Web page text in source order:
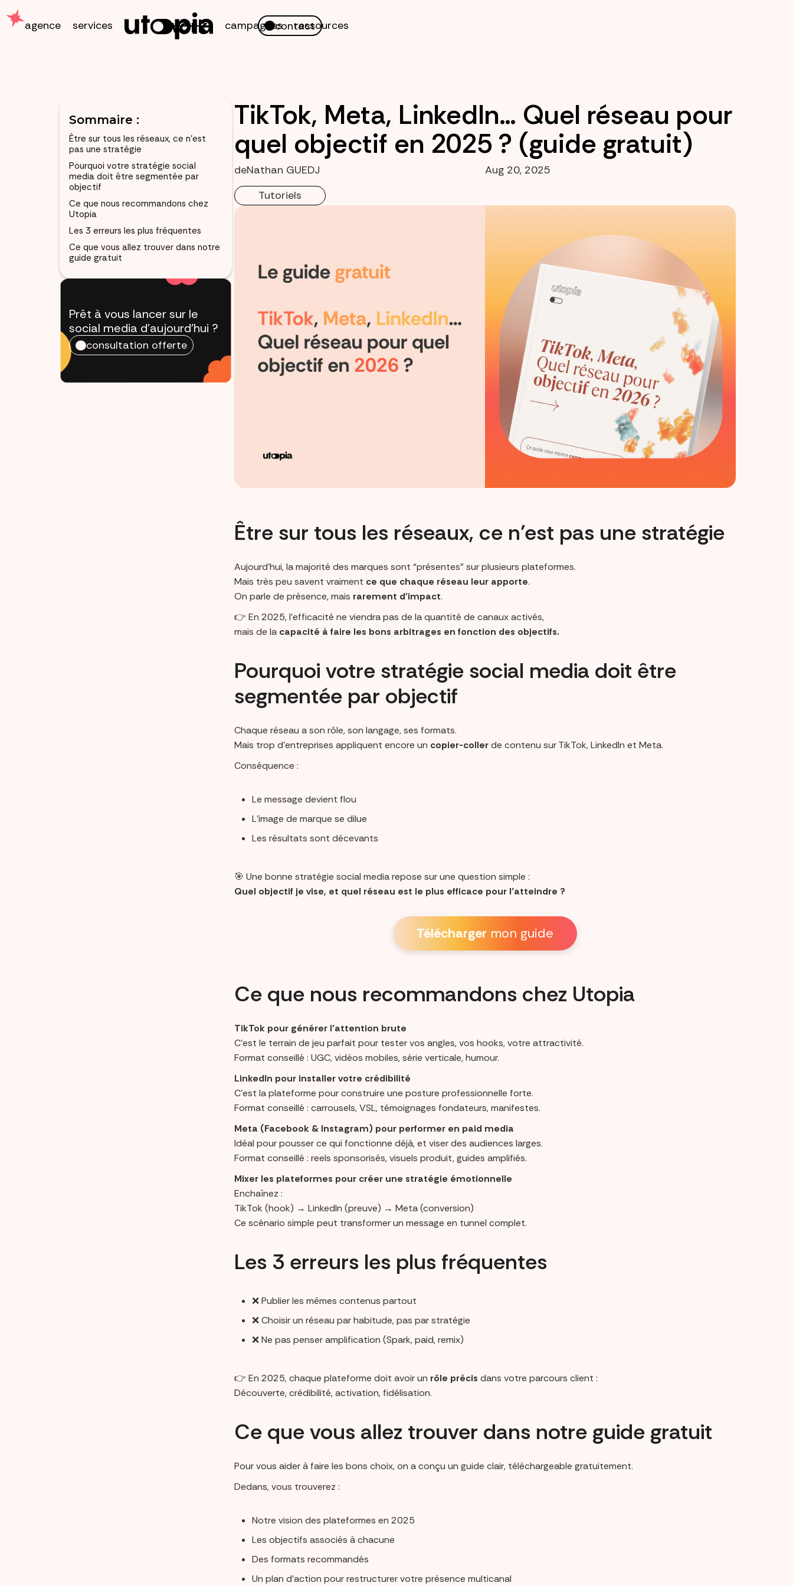
agence services campagnes ressources
work contact
Sommaire :
Être sur tous les réseaux, ce n’est
pas une stratégie
Pourquoi votre stratégie social
media doit être segmentée par
objectif
Ce que nous recommandons chez
Utopia
Les 3 erreurs les plus fréquentes
Ce que vous allez trouver dans notre
guide gratuit
Prêt à vous lancer sur le
social media d'aujourd'hui ?
consultation offerte
TikTok, Meta, LinkedIn… Quel réseau pour
quel objectif en 2025 ? (guide gratuit)
deNathan GUEDJ
Aug 20, 2025
Tutoriels
Être sur tous les réseaux, ce n’est pas une stratégie
Aujourd’hui, la majorité des marques sont “présentes” sur plusieurs plateformes.
Mais très peu savent vraiment ce que chaque réseau leur apporte.
On parle de présence, mais rarement d’impact.
👉 En 2025, l’efficacité ne viendra pas de la quantité de canaux activés,
mais de la capacité à faire les bons arbitrages en fonction des objectifs.
Pourquoi votre stratégie social media doit être
segmentée par objectif
Chaque réseau a son rôle, son langage, ses formats.
Mais trop d’entreprises appliquent encore un copier-collerde contenu sur TikTok, LinkedIn et Meta.
Conséquence :
Le message devient flou
L’image de marque se dilue
Les résultats sont décevants
🎯 Une bonne stratégie social media repose sur une question simple :
Quel objectif je vise, et quel réseau est le plus efficace pour l’atteindre ?
Télécharger mon guide
Ce que nous recommandons chez Utopia
TikTok pour générer l’attention brute
C’est le terrain de jeu parfait pour tester vos angles, vos hooks, votre attractivité.
Format conseillé : UGC, vidéos mobiles, série verticale, humour.
LinkedIn pour installer votre crédibilité
C’est la plateforme pour construire une posture professionnelle forte.
Format conseillé : carrousels, VSL, témoignages fondateurs, manifestes.
Meta (Facebook & Instagram) pour performer en paid media
Idéal pour pousser ce qui fonctionne déjà, et viser des audiences larges.
Format conseillé : reels sponsorisés, visuels produit, guides amplifiés.
Mixer les plateformes pour créer une stratégie émotionnelle
Enchaînez :
TikTok (hook) → LinkedIn (preuve) → Meta (conversion)
Ce scénario simple peut transformer un message en tunnel complet.
Les 3 erreurs les plus fréquentes
❌ Publier les mêmes contenus partout
❌ Choisir un réseau par habitude, pas par stratégie
❌ Ne pas penser amplification (Spark, paid, remix)
👉 En 2025, chaque plateforme doit avoir un rôle précis dans votre parcours client :
Découverte, crédibilité, activation, fidélisation.
Ce que vous allez trouver dans notre guide gratuit
Pour vous aider à faire les bons choix, on a conçu un guide clair, téléchargeable gratuitement.
Dedans, vous trouverez :
Notre vision des plateformes en 2025
Les objectifs associés à chacune
Des formats recommandés
Un plan d’action pour restructurer votre présence multicanal